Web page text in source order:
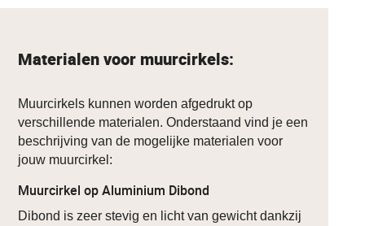
Materialen voor muurcirkels:
Muurcirkels kunnen worden afgedrukt op
verschillende materialen. Onderstaand vind je een
beschrijving van de mogelijke materialen voor
jouw muurcirkel:
Muurcirkel op Aluminium Dibond
Dibond is zeer stevig en licht van gewicht dankzij